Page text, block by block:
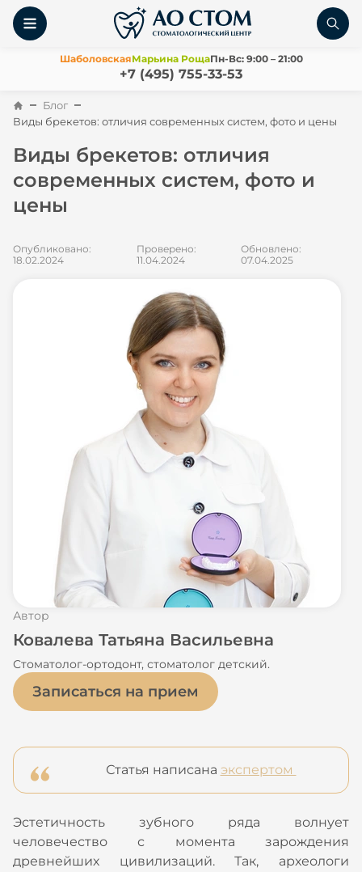
ШаболовскаяМарьина РощаПн-Вс: 9:00 – 21:00
+7 (495) 755-33-53
Блог
Виды брекетов: отличия современных систем, фото и цены
Виды брекетов: отличия
современных систем, фото и
цены
Опубликовано:
18.02.2024
Проверено:
11.04.2024
Обновлено:
07.04.2025
Автор
Ковалева Татьяна Васильевна
Стоматолог-ортодонт, стоматолог детский.
Записаться на прием
Статья написана экспертом
Эстетичность зубного ряда волнует
человечество с момента зарождения
древнейших цивилизаций. Так, археологи